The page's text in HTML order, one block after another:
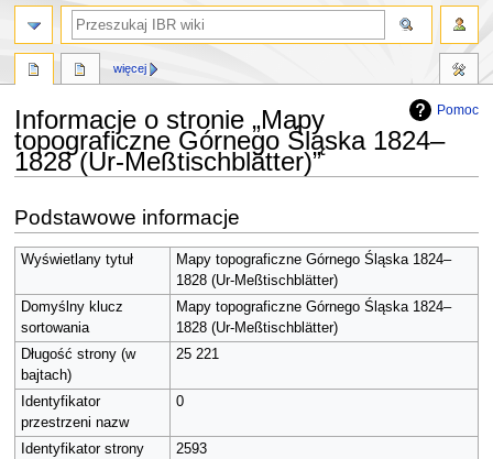
Pomoc
Informacje o stronie „Mapy
topograficzne Górnego Śląska 1824–
1828 (Ur-Meßtischblätter)”
do
nawigacji
do
wyszukiwania
Podstawowe informacje
Wyświetlany tytuł
Mapy topograficzne Górnego Śląska 1824–
1828 (Ur-Meßtischblätter)
Domyślny klucz
sortowania
Mapy topograficzne Górnego Śląska 1824–
1828 (Ur-Meßtischblätter)
Długość strony (w
bajtach)
25 221
Identyfikator
przestrzeni nazw
0
Identyfikator strony
2593
więcej
szukaj